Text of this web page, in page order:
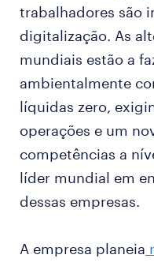
trabalhadores são
digitalização. As
mundiais estão a
ambientalmente
líquidas zero,
operações e um
competências a
líder mundial em
dessas empresas.
A empresa planeia